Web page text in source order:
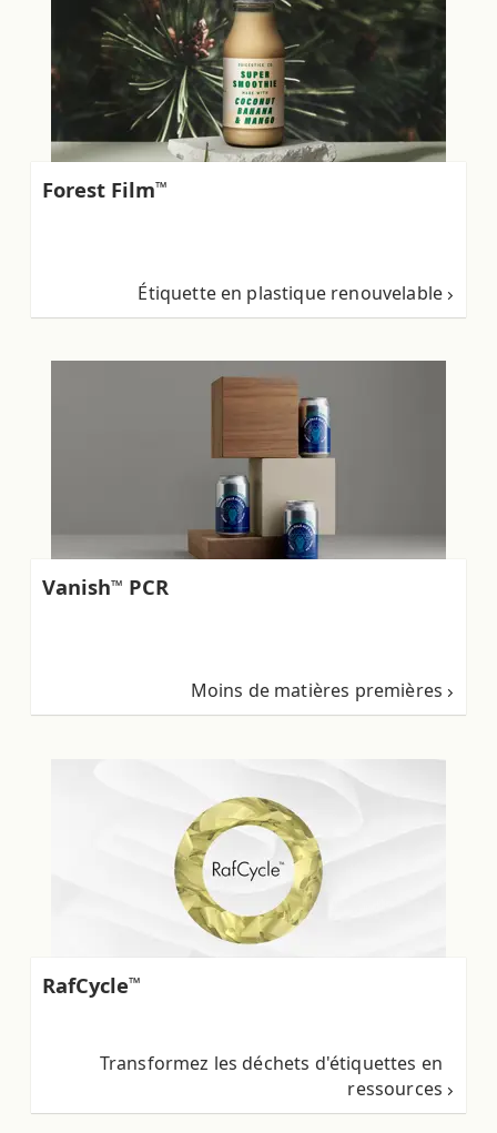
Forest Film™
Étiquette en plastique renouvelable
Vanish™ PCR
Moins de matières premières
RafCycle™
Transformez les déchets d'étiquettes en
ressources